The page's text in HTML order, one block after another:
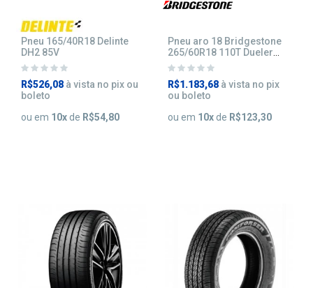
Pneu 165/40R18 Delinte
DH2 85V
R$526,08 à vista no pix ou
boleto
ou em 10x de R$54,80
Pneu aro 18 Bridgestone
265/60R18 110T Dueler
Ecopia HT 684 II
R$1.183,68 à vista no pix
ou boleto
ou em 10xde R$123,30